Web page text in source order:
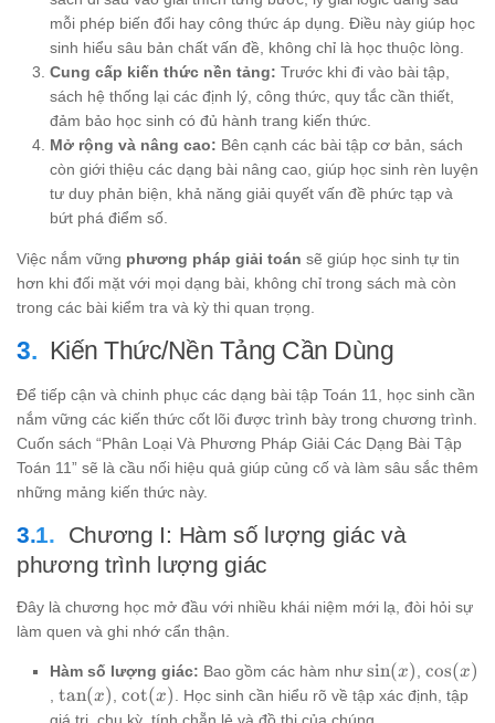
mỗi phép biến đổi hay công thức áp dụng. Điều này giúp học
sinh hiểu sâu bản chất vấn đề, không chỉ là học thuộc lòng.
Cung cấp kiến thức nền tảng: Trước khi đi vào bài tập,
sách hệ thống lại các định lý, công thức, quy tắc cần thiết,
đảm bảo học sinh có đủ hành trang kiến thức.
Mở rộng và nâng cao: Bên cạnh các bài tập cơ bản, sách
còn giới thiệu các dạng bài nâng cao, giúp học sinh rèn luyện
tư duy phản biện, khả năng giải quyết vấn đề phức tạp và
bứt phá điểm số.
Việc nắm vững phương pháp giải toán sẽ giúp học sinh tự tin
hơn khi đối mặt với mọi dạng bài, không chỉ trong sách mà còn
trong các bài kiểm tra và kỳ thi quan trọng.
Kiến Thức/Nền Tảng Cần Dùng
Để tiếp cận và chinh phục các dạng bài tập Toán 11, học sinh cần
nắm vững các kiến thức cốt lõi được trình bày trong chương trình.
Cuốn sách “Phân Loại Và Phương Pháp Giải Các Dạng Bài Tập
Toán 11” sẽ là cầu nối hiệu quả giúp củng cố và làm sâu sắc thêm
những mảng kiến thức này.
Chương I: Hàm số lượng giác và
phương trình lượng giác
Đây là chương học mở đầu với nhiều khái niệm mới lạ, đòi hỏi sự
làm quen và ghi nhớ cẩn thận.
Hàm số lượng giác: Bao gồm các hàm như \sin
(x)
sin(x) \cos
(x)
cos(x)
\tan
(x)
tan(x) \cot
(x)
cot(x)
. Học sinh cần hiểu rõ về tập xác định, tập
giá trị, chu kỳ, tính chẵn lẻ và đồ thị của chúng.